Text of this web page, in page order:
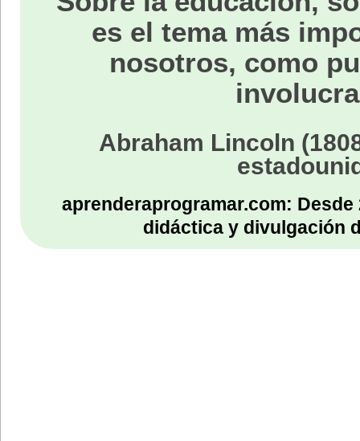
es el tema más
nosotros, como
Abraham Lincoln
aprenderaprogramar.com:
didáctica y divulgación